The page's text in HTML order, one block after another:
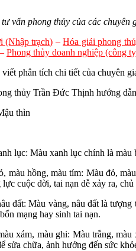
vấn phong thủy của các chuyên
(Nhập trạch) –Hóa giải phong
– Phong thủy doanh nghiệp (công
phân tích chi tiết của chuyên
thủy Trần Đức Thịnh hướng
thìn
lục: Màu xanh lục chính là
màu hồng, màu tím: Màu đỏ,
lực cuộc đời, tai nạn dễ xảy ra,
đất: Màu vàng, nâu đất là
mạng hay sinh tai nạn.
xám, màu ghi: Màu trắng,
sửa chữa, ảnh hưởng đến sức